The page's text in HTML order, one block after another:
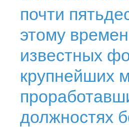
почти
этому
известных
крупнейших
должностях